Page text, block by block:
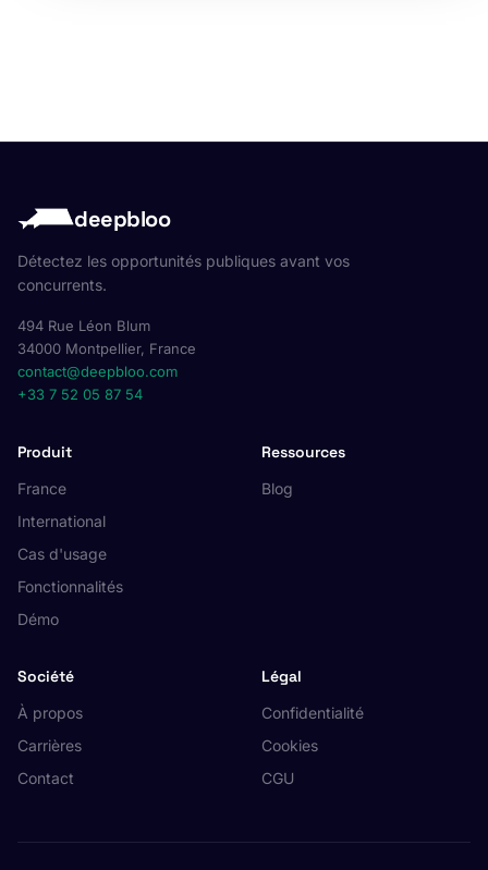
deepbloo
Détectez les opportunités publiques avant vos
concurrents.
494 Rue Léon Blum
34000 Montpellier, France
contact@deepbloo.com
+33 7 52 05 87 54
Produit
France
International
Cas d'usage
Fonctionnalités
Démo
Ressources
Blog
Société
À propos
Carrières
Contact
Légal
Confidentialité
Cookies
CGU